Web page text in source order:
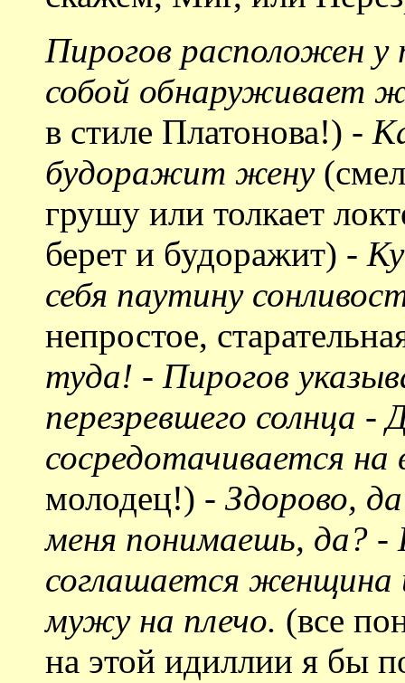
Пирогов расположен у
собой обнаруживает
в стиле Платонова!) -
будоражит жену
грушу или толкает
берет и будоражит) -
себя паутину
непростое,
туда! - Пирогов
перезревшего солнца
сосредотачивается
молодец!) - Здорово,
меня понимаешь, да? -
соглашается женщина
мужу на плечо. (все
на этой идиллии я бы